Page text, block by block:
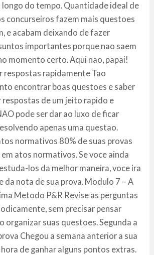
longo do tempo. Quantidade ideal de
concurseiros fazem mais questoes
e acabam deixando de fazer
importantes porque nao saem
momento certo. Aqui nao, papai!
respostas rapidamente Tao
encontrar boas questoes e saber
de um jeito rapido e
pode ser dar ao luxo de ficar
apenas uma questao.
normativos 80% de suas provas
atos normativos. Se voce ainda
los da melhor maneira, voce ira
da nota de sua prova. Modulo 7 – A
Metodo P&R Revise as perguntas
sem precisar pensar
organizar suas questoes. Segunda a
Chegou a semana anterior a sua
hora de ganhar alguns pontos extras.